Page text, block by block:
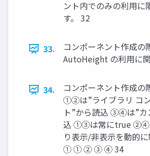
ント内でのみの利用に
す。 32
33.
コンポーネント作成の
AutoHeight の利用に
34.
コンポーネント作成の
①②は”ライブラリ コ
ト”から読込 ③④は”カ
込 ①③は常にtrue ②④
り表示/非表示を動
① ① ② ③ ④ 34